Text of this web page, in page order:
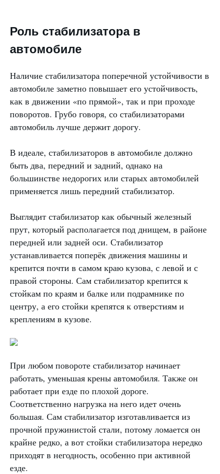
Роль стабилизатора в
автомобиле
Наличие стабилизатора поперечной устойчивости в
автомобиле заметно повышает его устойчивость,
как в движении «по прямой», так и при проходе
поворотов. Грубо говоря, со стабилизаторами
автомобиль лучше держит дорогу.
В идеале, стабилизаторов в автомобиле должно
быть два, передний и задний, однако на
большинстве недорогих или старых автомобилей
применяется лишь передний стабилизатор.
Выглядит стабилизатор как обычный железный
прут, который располагается под днищем, в районе
передней или задней оси. Стабилизатор
устанавливается поперёк движения машины и
крепится почти в самом краю кузова, с левой и с
правой стороны. Сам стабилизатор крепится к
стойкам по краям и балке или подрамнике по
центру, а его стойки крепятся к отверстиям и
креплениям в кузове.
При любом повороте стабилизатор начинает
работать, уменьшая крены автомобиля. Также он
работает при езде по плохой дороге.
Соответственно нагрузка на него идет очень
большая. Сам стабилизатор изготавливается из
прочной пружинистой стали, потому ломается он
крайне редко, а вот стойки стабилизатора нередко
приходят в негодность, особенно при активной
езде.